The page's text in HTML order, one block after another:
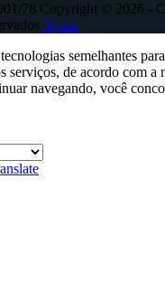
78 Copyright © 2026 -
Ajuda
semelhantes
serviços, de acordo com a
navegando, você